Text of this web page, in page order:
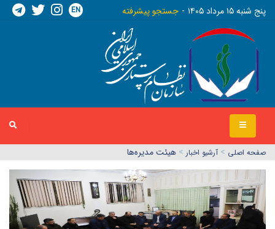
پنج شنبه ١٥ مرداد ١٤٠٥ جستجو پیشرفته EN
صفحه اصلي > آرشیو اخبار > هیئت مدیره‌ها